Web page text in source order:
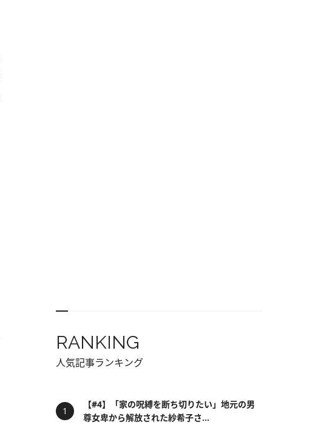
RANKING
人気記事ランキング
【#4】「家の呪縛を断ち切りたい」地元の男
尊女卑から解放された紗希子さ...